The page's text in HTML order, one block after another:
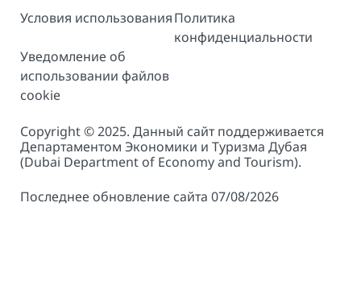
Условия использованияПолитика
конфиденциальности
Уведомление об
использовании файлов
cookie
Copyright © 2025. Данный сайт поддерживается
Департаментом Экономики и Туризма Дубая
(Dubai Department of Economy and Tourism).
Последнее обновление сайта 07/08/2026